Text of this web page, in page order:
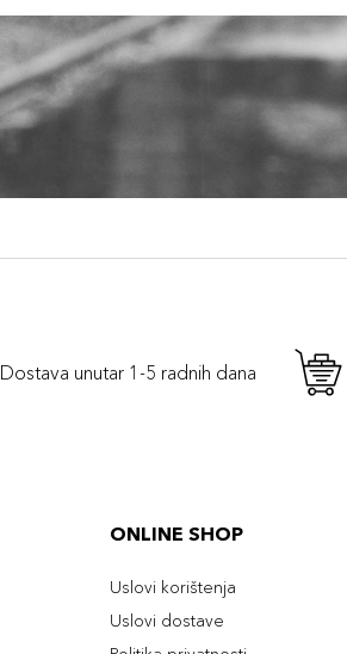
Dostava unutar 1-5 radnih dana
ONLINE SHOP
Uslovi korištenja
Uslovi dostave